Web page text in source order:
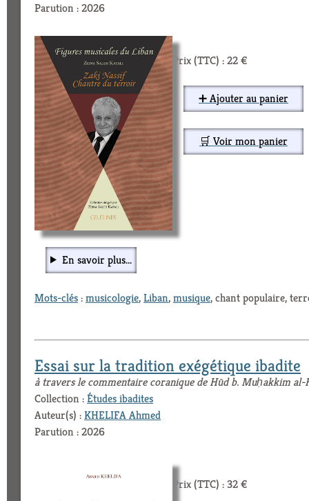
Parution : 2026
Prix (TTC) : 22 €
➕ Ajouter au panier
🛒 Voir mon panier
En savoir plus...
Mots-clés:musicologie,Liban,musique, chant populaire,
Essai sur la tradition exégétique ibadite
à travers le commentaire coranique de Hūd b. Muḥakkim
Collection :Études ibadites
Auteur(s) :KHELIFA Ahmed
Parution : 2026
Prix (TTC) : 32 €